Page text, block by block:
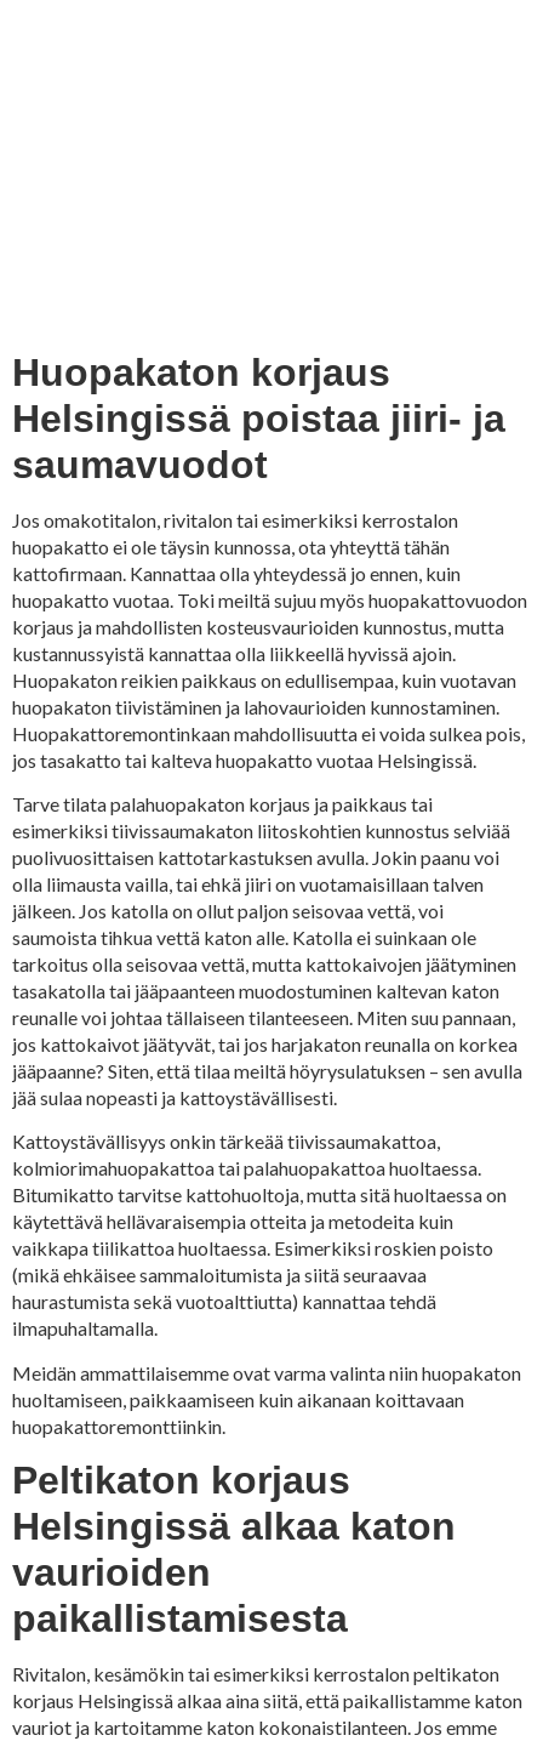
Huopakaton korjaus
Helsingissä poistaa jiiri- ja
saumavuodot
Jos omakotitalon, rivitalon tai esimerkiksi kerrostalon
huopakatto ei ole täysin kunnossa, ota yhteyttä tähän
kattofirmaan. Kannattaa olla yhteydessä jo ennen, kuin
huopakatto vuotaa. Toki meiltä sujuu myös huopakattovuodon
korjaus ja mahdollisten kosteusvaurioiden kunnostus, mutta
kustannussyistä kannattaa olla liikkeellä hyvissä ajoin.
Huopakaton reikien paikkaus on edullisempaa, kuin vuotavan
huopakaton tiivistäminen ja lahovaurioiden kunnostaminen.
Huopakattoremontinkaan mahdollisuutta ei voida sulkea pois,
jos tasakatto tai kalteva huopakatto vuotaa Helsingissä.
Tarve tilata palahuopakaton korjaus ja paikkaus tai
esimerkiksi tiivissaumakaton liitoskohtien kunnostus selviää
puolivuosittaisen kattotarkastuksen avulla. Jokin paanu voi
olla liimausta vailla, tai ehkä jiiri on vuotamaisillaan talven
jälkeen. Jos katolla on ollut paljon seisovaa vettä, voi
saumoista tihkua vettä katon alle. Katolla ei suinkaan ole
tarkoitus olla seisovaa vettä, mutta kattokaivojen jäätyminen
tasakatolla tai jääpaanteen muodostuminen kaltevan katon
reunalle voi johtaa tällaiseen tilanteeseen. Miten suu pannaan,
jos kattokaivot jäätyvät, tai jos harjakaton reunalla on korkea
jääpaanne? Siten, että tilaa meiltä höyrysulatuksen – sen avulla
jää sulaa nopeasti ja kattoystävällisesti.
Kattoystävällisyys onkin tärkeää tiivissaumakattoa,
kolmiorimahuopakattoa tai palahuopakattoa huoltaessa.
Bitumikatto tarvitse kattohuoltoja, mutta sitä huoltaessa on
käytettävä hellävaraisempia otteita ja metodeita kuin
vaikkapa tiilikattoa huoltaessa. Esimerkiksi roskien poisto
(mikä ehkäisee sammaloitumista ja siitä seuraavaa
haurastumista sekä vuotoalttiutta) kannattaa tehdä
ilmapuhaltamalla.
Meidän ammattilaisemme ovat varma valinta niin huopakaton
huoltamiseen, paikkaamiseen kuin aikanaan koittavaan
huopakattoremonttiinkin.
Peltikaton korjaus
Helsingissä alkaa katon
vaurioiden
paikallistamisesta
Rivitalon, kesämökin tai esimerkiksi kerrostalon peltikaton
korjaus Helsingissä alkaa aina siitä, että paikallistamme katon
vauriot ja kartoitamme katon kokonaistilanteen. Jos emme